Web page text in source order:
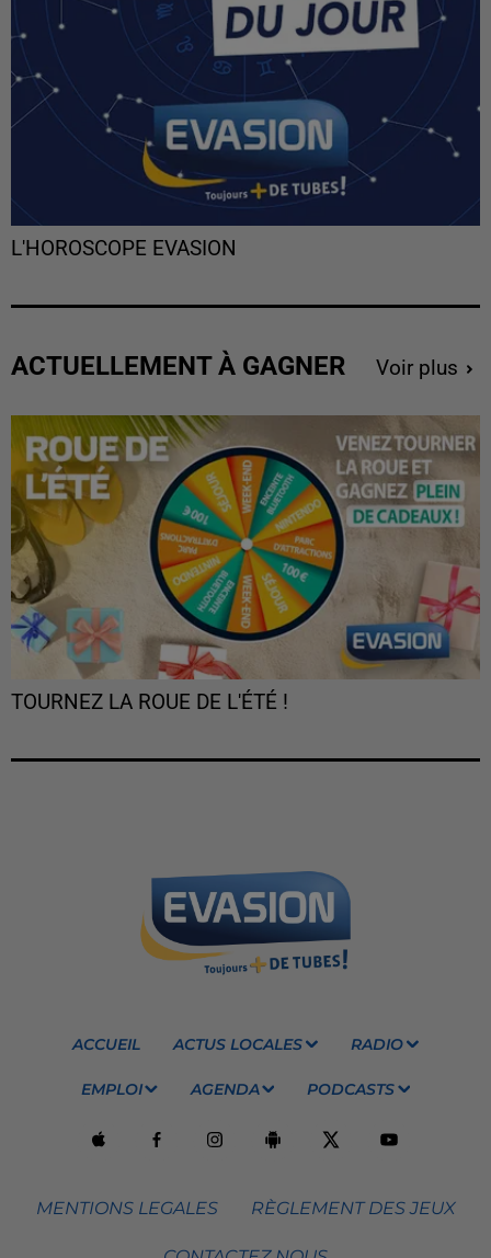
L'HOROSCOPE EVASION
ACTUELLEMENT À GAGNER Voir plus
TOURNEZ LA ROUE DE L'ÉTÉ !
ACCUEIL ACTUS LOCALES RADIO
EMPLOI AGENDA PODCASTS
MENTIONS LEGALES RÈGLEMENT DES JEUX